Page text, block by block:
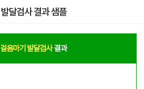
발달검사 결과 샘플
걸음마기 발달검사결과